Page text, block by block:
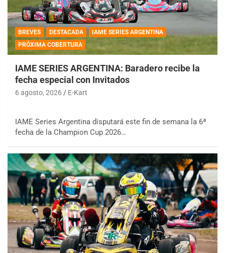
BREVES DESTACADA
IAME SERIES ARGENTINA
PRÓXIMA COBERTURA
IAME SERIES ARGENTINA: Baradero recibe la
fecha especial con Invitados
6 agosto, 2026 E-Kart
IAME Series Argentina disputará este fin de semana la 6ª
fecha de la Champion Cup 2026…